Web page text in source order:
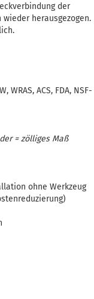
der
herausgezogen.
ACS, FDA, NSF-
= zölliges Maß
ohne Werkzeug